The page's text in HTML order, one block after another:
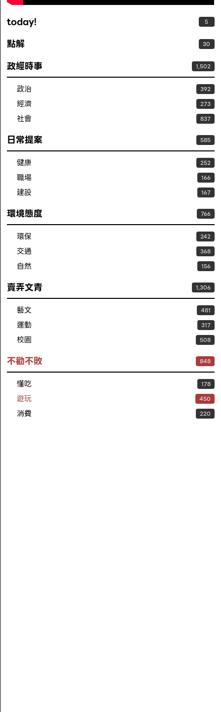
today! 5
點解 30
政經時事 1,502
政治 392
經濟 273
社會 837
日常提案 585
健康 252
職場 166
建設 167
環境態度 766
環保 242
交通 368
自然 156
賣弄文青 1,306
藝文 481
運動 317
校園 508
不勸不敗 848
懂吃 178
遊玩 450
消費 220